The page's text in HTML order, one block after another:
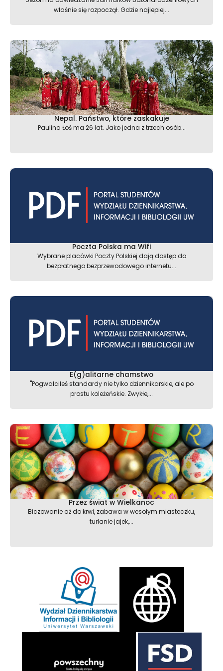
właśnie się rozpoczął. Gdzie najlepiej...
Nepal. Państwo, które zaskakuje
Paulina Łoś ma 26 lat. Jako jedna z trzech osób...
Poczta Polska ma Wifi
Wybrane placówki Poczty Polskiej dają dostęp do
bezpłatnego bezprzewodowego internetu...
E(g)alitarne chamstwo
"Pogwałciłeś standardy nie tylko dziennikarskie, ale po
prostu koleżeńskie. Zwykłe,...
Przez świat w Wielkanoc
Biczowanie aż do krwi, zabawa w wesołym miasteczku,
turlanie jajek,...